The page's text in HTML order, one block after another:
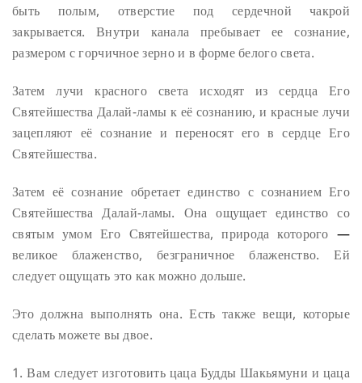
быть полым, отверстие под сердечной чакрой
закрывается. Внутри канала пребывает ее сознание,
размером с горчичное зерно и в форме белого света.
Затем лучи красного света исходят из сердца Его
Святейшества Далай-ламы к её сознанию, и красные лучи
зацепляют её сознание и переносят его в сердце Его
Святейшества.
Затем её сознание обретает единство с сознанием Его
Святейшества Далай-ламы. Она ощущает единство со
святым умом Его Святейшества, природа которого —
великое блаженство, безграничное блаженство. Ей
следует ощущать это как можно дольше.
Это должна выполнять она. Есть также вещи, которые
сделать можете вы двое.
1. Вам следует изготовить цаца Будды Шакьямуни и цаца